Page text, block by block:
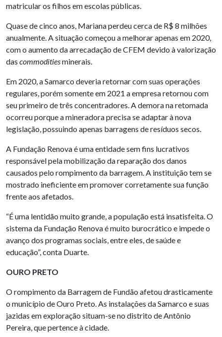
matricular os filhos em escolas públicas.
Quase de cinco anos, Mariana perdeu cerca de R$ 8 milhões
anualmente. A situação começou a melhorar apenas em 2020,
com o aumento da arrecadação de CFEM devido à valorização
das commoditiesminerais.
Em 2020, a Samarco deveria retornar com suas operações
regulares, porém somente em 2021 a empresa retornou com
seu primeiro de três concentradores. A demora na retomada
ocorreu porque a mineradora precisa se adaptar à nova
legislação, possuindo apenas barragens de resíduos secos.
A Fundação Renova é uma entidade sem fins lucrativos
responsável pela mobilização da reparação dos danos
causados pelo rompimento da barragem. A instituição tem se
mostrado ineficiente em promover corretamente sua função
frente aos afetados.
“É uma lentidão muito grande, a população está insatisfeita. O
sistema da Fundação Renova é muito burocrático e impede o
avanço dos programas sociais, entre eles, de saúde e
educação”, conta Duarte.
OURO PRETO
O rompimento da Barragem de Fundão afetou drasticamente
o município de Ouro Preto. As instalações da Samarco e suas
jazidas em exploração situam-se no distrito de Antônio
Pereira, que pertence à cidade.